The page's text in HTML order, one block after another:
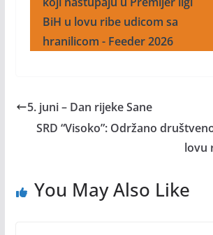
BiH u lovu ribe udicom sa
hranilicom - Feeder 2026
5. juni – Dan rijeke Sane
SRD “Visoko”: Održano
lovu
You May Also Like